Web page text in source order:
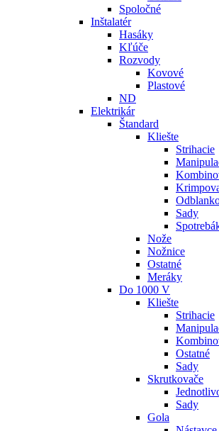
Spoločné
Inštalatér
Hasáky
Kľúče
Rozvody
Kovové
Plastové
ND
Elektrikár
Štandard
Kliešte
Strihacie
Sady
Nože
Nožnice
Ostatné
Meráky
Do 1000 V
Kliešte
Strihacie
Ostatné
Sady
Skrutkovače
Sady
Gola